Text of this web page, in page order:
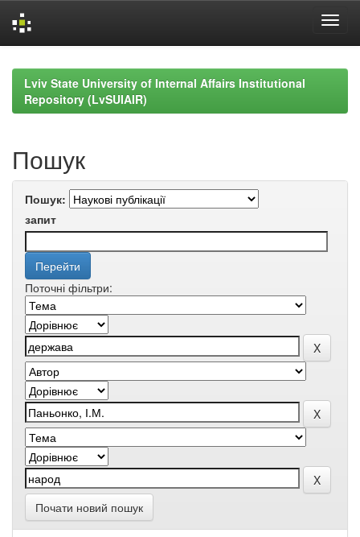
navigationLviv State University of Internal Affairs Institutional
Repository (LvSUIAIR)
Пошук
Пошук:
запит
Поточні фільтри:
Почати новий пошук